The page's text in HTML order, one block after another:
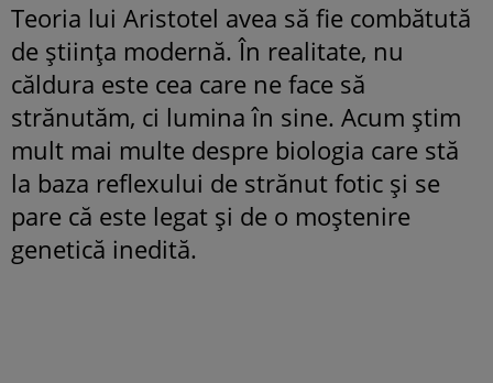
Teoria lui Aristotel avea să fie combătută
de știința modernă. În realitate, nu
căldura este cea care ne face să
strănutăm, ci lumina în sine. Acum știm
mult mai multe despre biologia care stă
la baza reflexului de strănut fotic și se
pare că este legat și de o moștenire
genetică inedită.